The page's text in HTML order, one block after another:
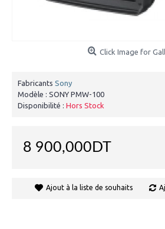
Click Image for
Fabricants Sony
Modèle : SONY PMW-100
Disponibilité : Hors Stock
8 900,000DT
Ajout à la liste de souhaits